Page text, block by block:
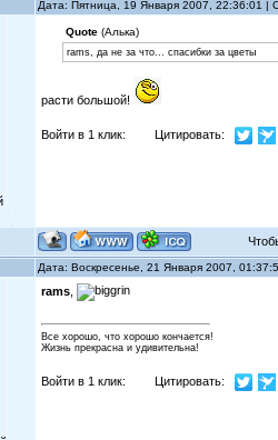
Дата: Пятница, 19 Января 2007, 22:36:01 |
Quote(Алька)
rams, да не за что... спасибки за цветы
расти большой!
Войти в 1 клик: Цитировать:
Дата: Воскресенье, 21 Января 2007,
rams,
Все хорошо, что хорошо кончается!
Жизнь прекрасна и удивительна!
Войти в 1 клик: Цитировать: